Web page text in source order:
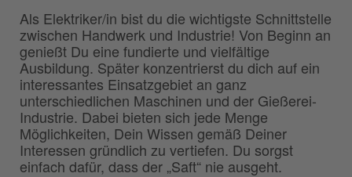
Als Elektriker/in bist du die wichtigste Schnittstelle
zwischen Handwerk und Industrie! Von Beginn an
genießt Du eine fundierte und vielfältige
Ausbildung. Später konzentrierst du dich auf ein
interessantes Einsatzgebiet an ganz
unterschiedlichen Maschinen und der Gießerei-
Industrie. Dabei bieten sich jede Menge
Möglichkeiten, Dein Wissen gemäß Deiner
Interessen gründlich zu vertiefen. Du sorgst
einfach dafür, dass der „Saft“ nie ausgeht.